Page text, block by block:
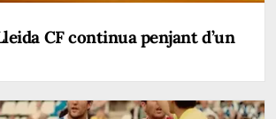
CF continua penjant d’un